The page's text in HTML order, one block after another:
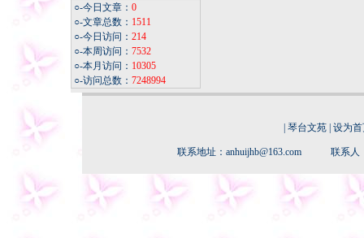
○-今日文章： 0
○-文章总数： 1511
○-今日访问： 214
○-本周访问： 7532
○-本月访问： 10305
○-访问总数： 7248994
琴台文苑 设为
联系地址：anhuijhb@163.com 联系人